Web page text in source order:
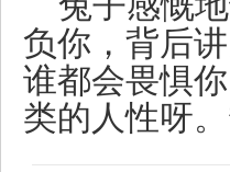
负你，背后
谁都会畏惧
类的人性呀